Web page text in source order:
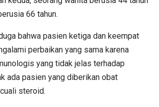
66 tahun.
bahwa pasien ketiga dan keempat
perbaikan yang sama karena
yang tidak jelas terhadap
ada pasien yang diberikan obat
steroid.